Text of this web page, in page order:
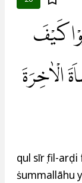
كَيْفَ
الْاٰخِرَةَ
qul sīrụ fil-
ṡummallāhu